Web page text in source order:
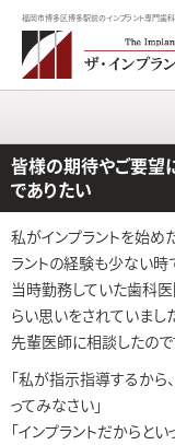
福岡市博多区博多駅前のインプラント専門歯科
皆様の期待やご要望
でありたい
私がインプラントを始め
ラントの経験も少ない時
当時勤務していた歯科
らい思いをされていまし
先輩医師に相談したので
「私が指示指導するから
ってみなさい」
「インプラントだからと